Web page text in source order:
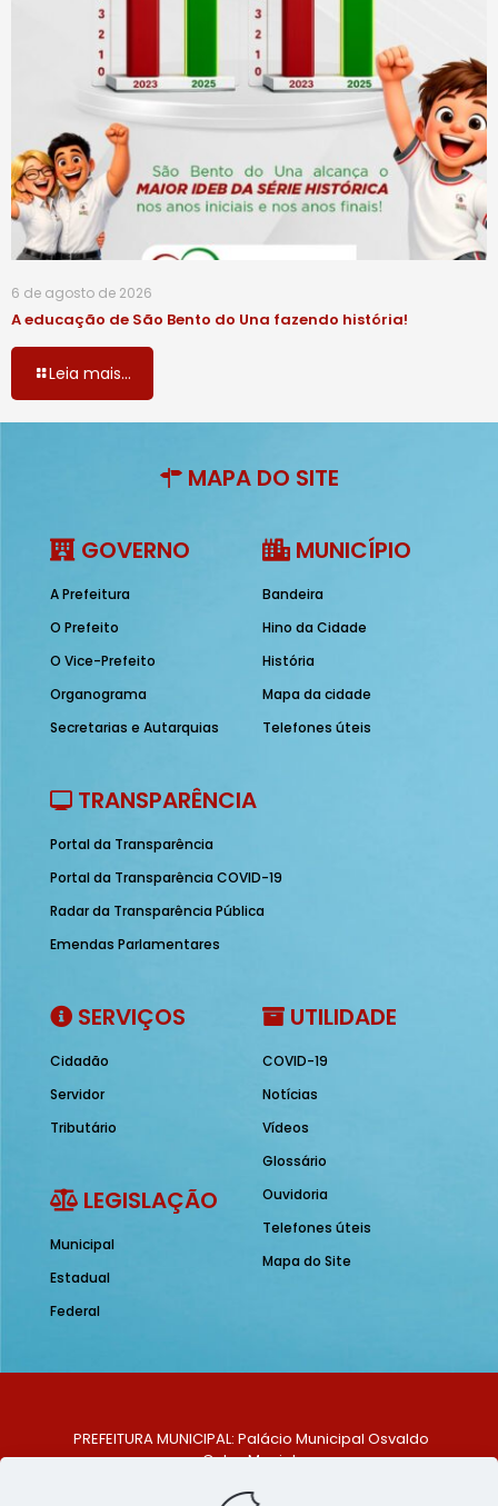
6 de agosto de 2026
A educação de São Bento do Una fazendo história!
Leia mais...
MAPA DO SITE
GOVERNO
A Prefeitura
O Prefeito
O Vice-Prefeito
Organograma
Secretarias e Autarquias
MUNICÍPIO
Bandeira
Hino da Cidade
História
Mapa da cidade
Telefones úteis
TRANSPARÊNCIA
Portal da Transparência
Portal da Transparência COVID-19
Radar da Transparência Pública
Emendas Parlamentares
SERVIÇOS
Cidadão
Servidor
Tributário
LEGISLAÇÃO
Municipal
Estadual
Federal
UTILIDADE
COVID-19
Notícias
Vídeos
Glossário
Ouvidoria
Telefones úteis
Mapa do Site
PREFEITURA MUNICIPAL: Palácio Municipal Osvaldo
Celso Maciel